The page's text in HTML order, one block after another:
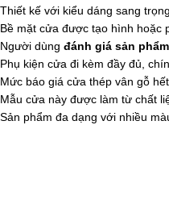
Thiết kế với kiểu dáng sang
Bề mặt cửa được tạo hình hoặc
Người dùng đánh giá sản
Phụ kiện cửa đi kèm đầy đủ,
Mức báo giá cửa thép vân gỗ
Mẫu cửa này được làm từ chất
Sản phẩm đa dạng với nhiều